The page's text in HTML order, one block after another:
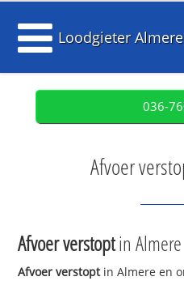
Loodgieter Almere
036-
Afvoer
Afvoer verstoptin Almere
Afvoer verstoptin Almere en